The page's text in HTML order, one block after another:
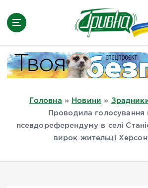
Миколаїв,
Головна » Новини »
Проводила голосування
псевдореферендуму в селі
вирок жительці